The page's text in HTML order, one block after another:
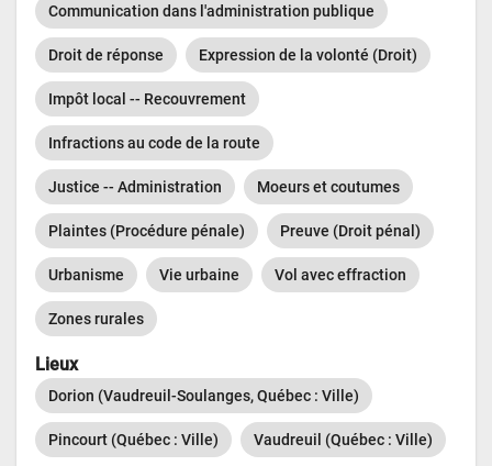
Communication dans l'administration publique
Droit de réponse Expression de la volonté (Droit)
Impôt local -- Recouvrement
Infractions au code de la route
Justice -- Administration Moeurs et coutumes
Plaintes (Procédure pénale) Preuve (Droit pénal)
Urbanisme Vie urbaine Vol avec effraction
Zones rurales
Lieux
Dorion (Vaudreuil-Soulanges, Québec : Ville)
Pincourt (Québec : Ville) Vaudreuil (Québec : Ville)